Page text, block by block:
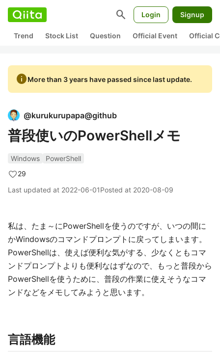
search Login Signup
Trend Stock List Question Official Event Official
infoMore than 3 years have passed since last update.
@kurukurupapa@github
普段使いのPowerShellメモ
Windows
PowerShell
29
Last updated at 2022-06-01Posted at 2020-08-09
私は、たま～にPowerShellを使うのですが、いつの間に
かWindowsのコマンドプロンプトに戻ってしまいます。
PowerShellは、使えば便利な気がする、少なくともコマ
ンドプロンプトよりも便利なはずなので、もっと普段から
PowerShellを使うために、普段の作業に使えそうなコマ
ンドなどをメモしてみようと思います。
言語機能